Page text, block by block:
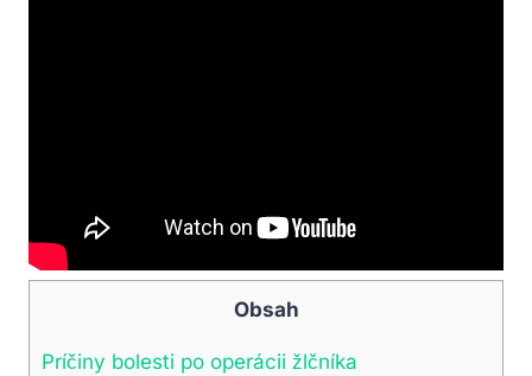
Obsah
Príčiny bolesti po operácii žlčníka